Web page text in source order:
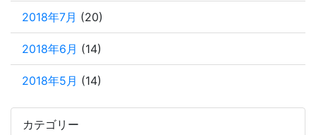
2018年7月 (20)
2018年6月 (14)
2018年5月 (14)
カテゴリー